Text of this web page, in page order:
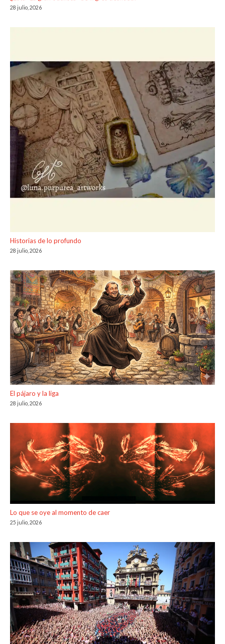
28 julio, 2026
Historias de lo profundo
28 julio, 2026
El pájaro y la liga
28 julio, 2026
Lo que se oye al momento de caer
25 julio, 2026